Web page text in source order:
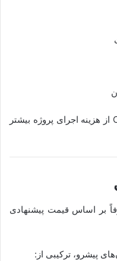
در بسیاری از موارد، Cost of Inaction از هزینه اجرای پروژه بیشتر
بر اساس قیمت پیشنهادی
پیشرو، ترکیبی از: